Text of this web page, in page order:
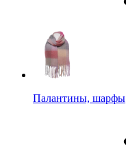
Палантины, шарфы